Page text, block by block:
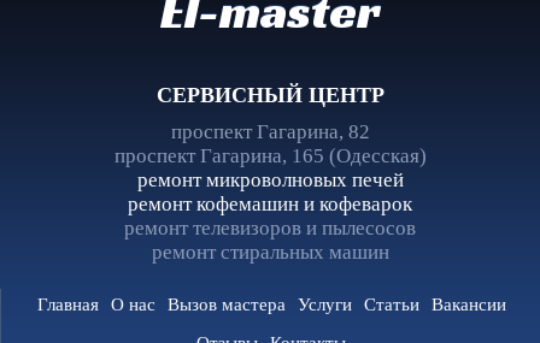
СЕРВИСНЫЙ ЦЕНТР
проспект Гагарина, 82
проспект Гагарина, 165 (Одесская)
ремонт микроволновых печей
ремонт кофемашин и кофеварок
ремонт телевизоров и пылесосов
ремонт стиральных машин
Главная О нас Вызов мастера Услуги Статьи
Вакансии